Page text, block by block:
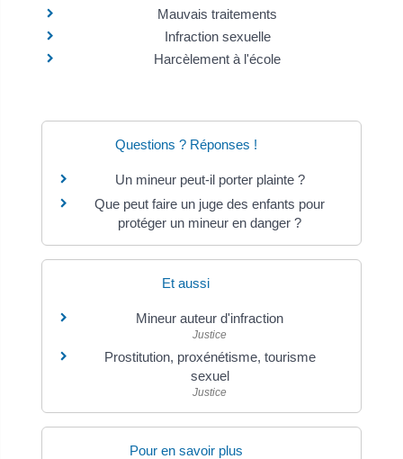
Mauvais traitements
Infraction sexuelle
Harcèlement à l'école
Questions ? Réponses !
Un mineur peut-il porter plainte ?
Que peut faire un juge des enfants pour
protéger un mineur en danger ?
Et aussi
Mineur auteur d'infraction
Justice
Prostitution, proxénétisme, tourisme
sexuel
Justice
Pour en savoir plus